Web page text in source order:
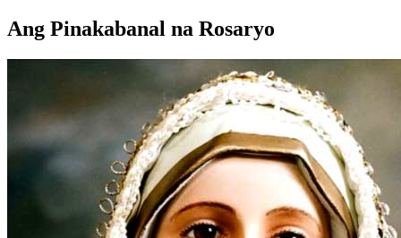
Ang Pinakabanal na Rosaryo